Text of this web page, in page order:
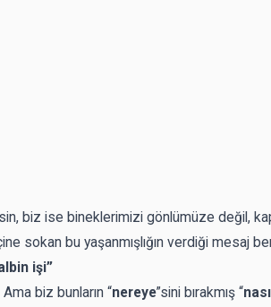
biz ise bineklerimizi gönlümüze değil,
sokan bu yaşanmışlığın verdiği mesaj
işi”
biz bunların “nereye”sini bırakmış “